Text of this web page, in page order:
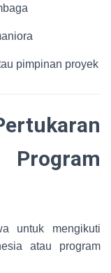
pimpinan proyek
untuk mengikuti
atau program